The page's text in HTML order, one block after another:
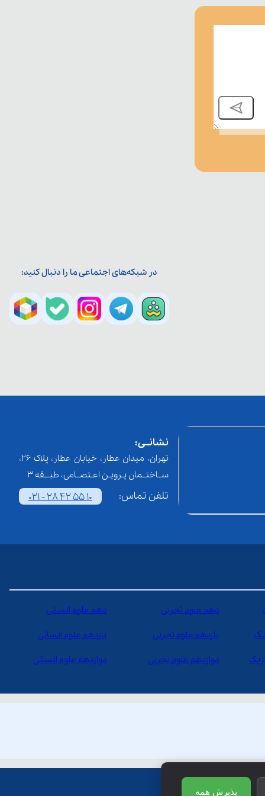
در شبکه‌های اجتماعی ما را دنبال کنید:
نشانــی:
تهران، میدان عطار، خیابان عطار، پلاک 26،
ســاختــمان پـرویـن اعـتصــامی، طبـــقه 3
تلفن تماس: 021 - 28 42 55 10
دهم علوم تجربی دهم علوم انسانی
یازدهم علوم تجربی یازدهم علوم انسانی
دوازدهم علوم تجربی دوازدهم علوم انسانی
پذیرش همه